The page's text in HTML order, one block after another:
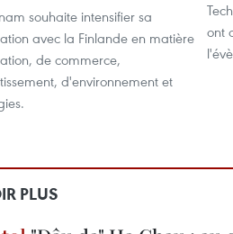
souhaite intensifier sa
avec la Finlande en matière
de commerce,
d'environnement et
ont
PLUS